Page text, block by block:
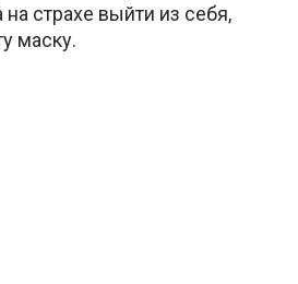
страхе выйти из себя,
маску.